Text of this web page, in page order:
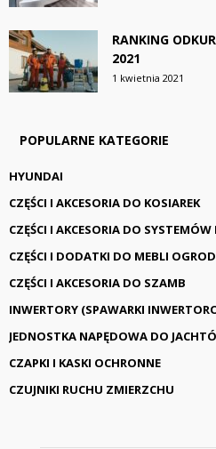
RANKING
2021
1 kwietnia 2021
POPULARNE KATEGORIE
HYUNDAI
CZĘŚCI I AKCESORIA DO KOSIAREK
CZĘŚCI I AKCESORIA DO
CZĘŚCI I DODATKI DO MEBLI
CZĘŚCI I AKCESORIA DO SZAMB
INWERTORY (SPAWARKI
JEDNOSTKA NAPĘDOWA DO
CZAPKI I KASKI OCHRONNE
CZUJNIKI RUCHU ZMIERZCHU